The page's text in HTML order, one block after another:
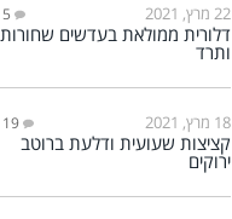
22 מרץ, 2021 5
דלורית ממולאת בעדשים שחורות
ותרד
18 מרץ, 2021 19
קציצות שעועית ודלעת ברוטב
ירוקים